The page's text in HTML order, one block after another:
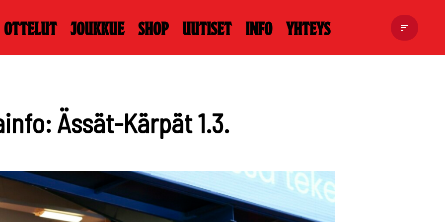
Ottelut Joukkue Shop Uutiset Info Yhteys
Ässät-Kärpät 1.3.